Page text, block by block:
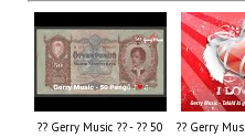
?? Gerry Music ?? - ?? 50
?? Gerry